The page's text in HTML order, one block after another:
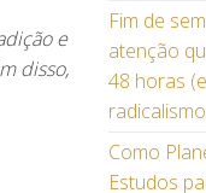
e
disso,
Fim de
atenção
48 horas
Como
Estudos